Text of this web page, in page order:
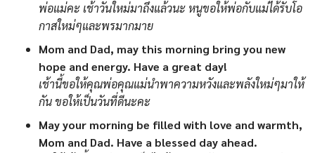
พ่อแม่คะ เช้าวันใหม่มาถึงแล้วนะ หนูขอให้พ่อกับแม่ได้รับโอ
กาสใหม่ๆและพรมากมาย
Mom and Dad, may this morning bring you new
hope and energy. Have a great day!
เช้านี้ขอให้คุณพ่อคุณแม่นำพาความหวังและพลังใหม่ๆมาให้
กัน ขอให้เป็นวันที่ดีนะคะ
May your morning be filled with love and warmth,
Mom and Dad. Have a blessed day ahead.